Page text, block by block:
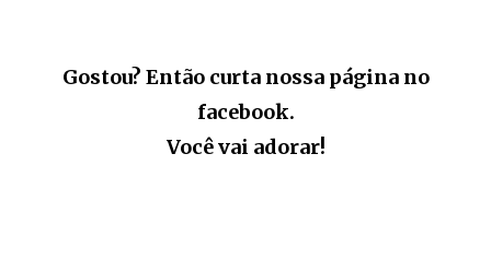
Gostou? Então curta nossa página no
facebook.
Você vai adorar!